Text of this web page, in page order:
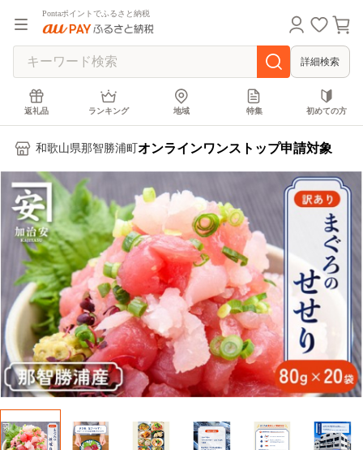
Pontaポイントでふるさと納税
詳細検索
返礼品 ランキング 地域 特集 初めての方
和歌山県那智勝浦町 オンラインワンストップ申請対象